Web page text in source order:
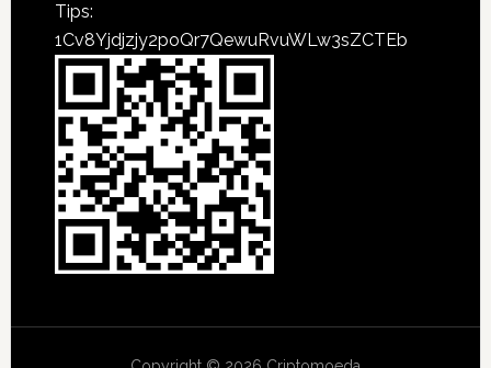
Tips:
1Cv8Yjdjzjy2poQr7QewuRvuWLw3sZCTEb